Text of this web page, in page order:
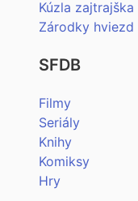
Kúzla zajtrajška
Zárodky hviezd
SFDB
Filmy
Seriály
Knihy
Komiksy
Hry